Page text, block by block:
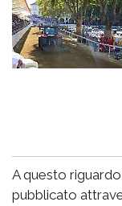
A questo
pubblicato